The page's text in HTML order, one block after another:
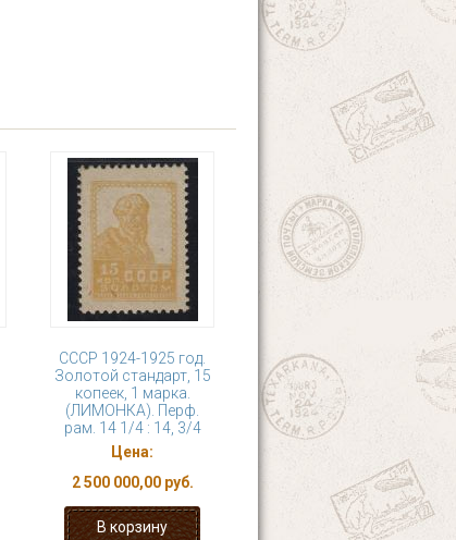
СССР 1924-1925 год.
Золотой стандарт, 15
копеек, 1 марка.
(ЛИМОНКА). Перф.
рам. 14 1/4 : 14, 3/4
Цена:
2 500 000,00 руб.